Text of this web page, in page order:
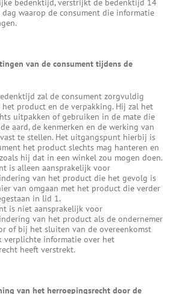
bedenktijd, verstrijkt de bedenktijd 14
dag waarop de consument die informatie
van de consument tijdens de
zal de consument zorgvuldig
het product en de verpakking. Hij zal het
uitpakken of gebruiken in de mate die
aard, de kenmerken en de werking van
te stellen. Het uitgangspunt hierbij is
het product slechts mag hanteren en
hij dat in een winkel zou mogen doen.
is alleen aansprakelijk voor
van het product die het gevolg is
van omgaan met het product die verder
in lid 1.
is niet aansprakelijk voor
van het product als de ondernemer
of bij het sluiten van de overeenkomst
verplichte informatie over het
heeft verstrekt.
van het herroepingsrecht door de